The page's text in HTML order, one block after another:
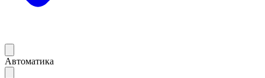
Автоматика